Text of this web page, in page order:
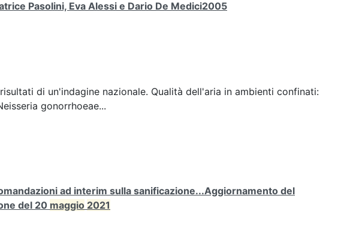
Pasolini, Eva Alessi e Dario De Medici2005
di un'indagine nazionale. Qualità dell'aria in ambienti confinati:
gonorrhoeae...
ad interim sulla sanificazione...Aggiornamento del
del 20 maggio 2021